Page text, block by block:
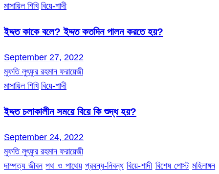
মাসায়িল শিখি বিয়ে-শাদী
ইদ্দত কাকে বলে? ইদ্দত কতদিন পালন করতে হয়?
September 27, 2022
মুফতি লুৎফুর রহমান ফরায়েজী
মাসায়িল শিখি বিয়ে-শাদী
ইদ্দত চলাকালীন সময়ে বিয়ে কি শুদ্ধ হয়?
September 24, 2022
মুফতি লুৎফুর রহমান ফরায়েজী
দাম্পত্য জীবন পথ ও পাথেয় প্রবন্ধ-নিবন্ধ বিয়ে-শাদী বিশেষ পোস্ট মহিলাঙ্গন